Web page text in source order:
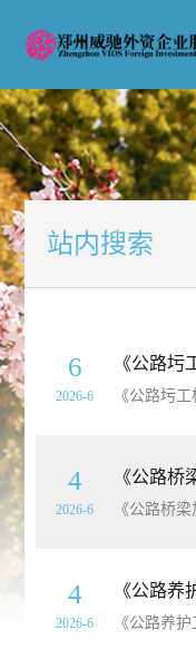
站内搜索
6
2026-6
《公路圬工桥涵
4
2026-6
《公路桥梁加
4
2026-6
《公路养护工程量清